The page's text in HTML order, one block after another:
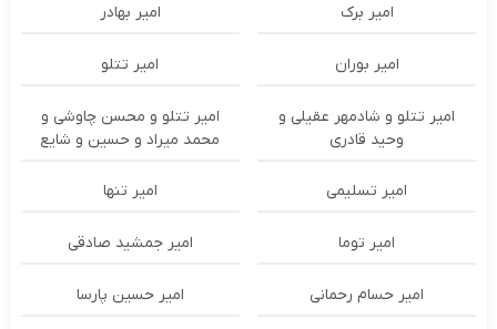
امیر برک امیر بهادر
امیر بوران امیر تتلو
امیر تتلو و شادمهر عقیلی و
وحید قادری
امیر تتلو و محسن چاوشی و
محمد میراد و حسین و شایع
امیر تسلیمی امیر تنها
امیر توما امیر جمشید صادقی
امیر حسام رحمانی امیر حسین پارسا